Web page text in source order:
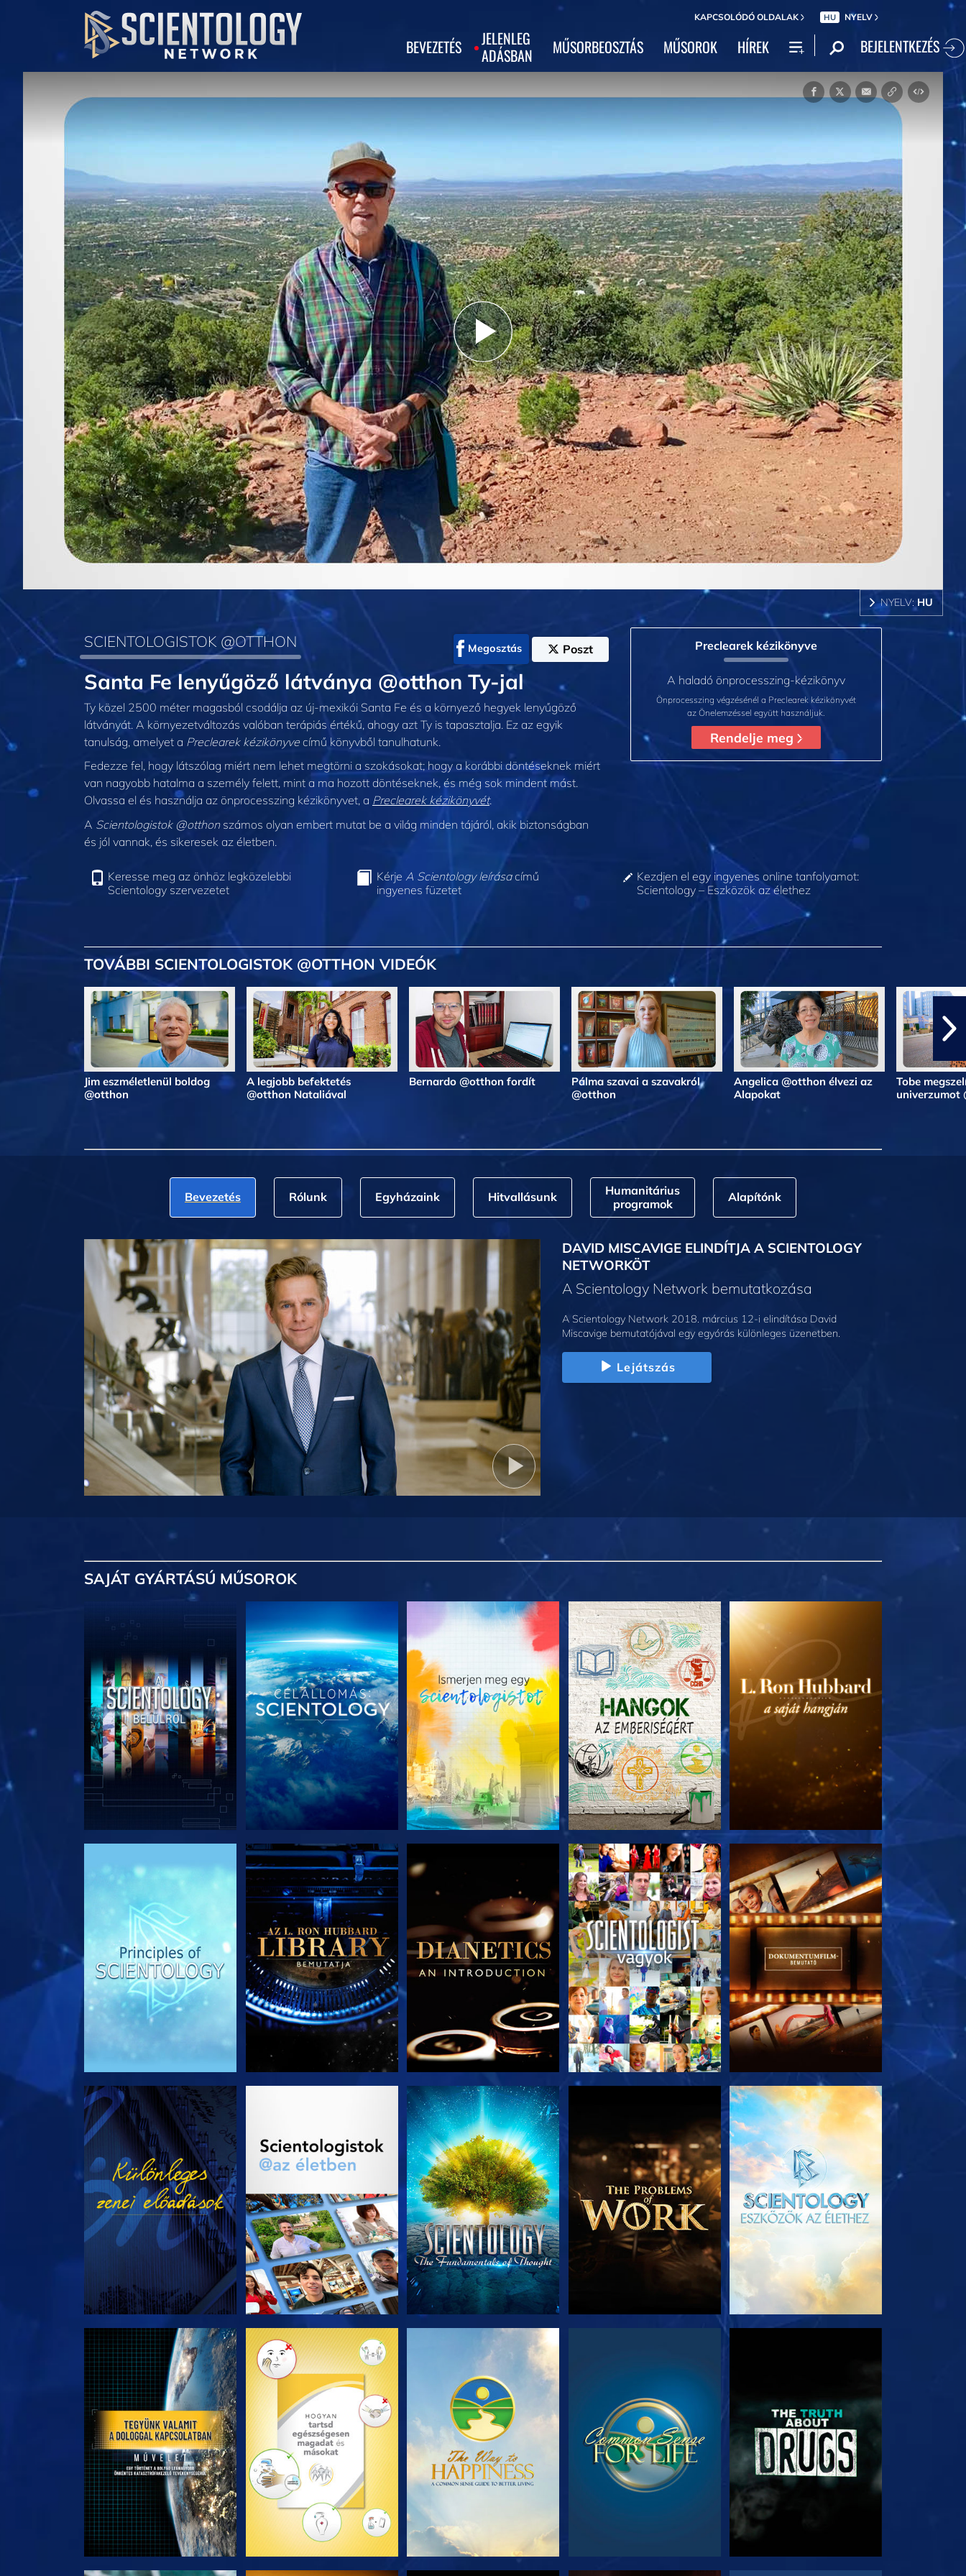
KAPCSOLÓDÓ OLDALAK HU NYELV
BEVEZETÉS
JELENLEG
ADÁSBAN
MŰSORBEOSZTÁS MŰSOROK HÍREK BEJELENTKEZÉS
Play
Video
NYELV: HU
SCIENTOLOGISTOK @OTTHON Megosztás Poszt
Santa Fe lenyűgöző látványa @otthon Ty-jal
Ty közel 2500 méter magasból csodálja az új-mexikói Santa Fe és a környező hegyek lenyűgöző
látványát. A környezetváltozás valóban terápiás értékű, ahogy azt Ty is tapasztalja. Ez az egyik
tanulság, amelyet a Preclearek kézikönyvecímű könyvből tanulhatunk.
Fedezze fel, hogy látszólag miért nem lehet megtörni a szokásokat; hogy a korábbi döntéseknek miért
van nagyobb hatalma a személy felett, mint a ma hozott döntéseknek, és még sok mindent mást.
Olvassa el és használja az önprocesszing kézikönyvet, a Preclearek kézikönyvét.
A Scientologistok @otthonszámos olyan embert mutat be a világ minden tájáról, akik biztonságban
és jól vannak, és sikeresek az életben.
Preclearek kézikönyve
A haladó önprocesszing‑kézikönyv
Önprocesszing végzésénél a Preclearek kézikönyvét
az Önelemzéssel együtt használjuk.
Rendelje meg
Keresse meg az önhöz legközelebbi
Scientology szervezetet
Kérje A Scientology leírásacímű
ingyenes füzetet
Kezdjen el egy ingyenes online tanfolyamot:
Scientology – Eszközök az élethez
TOVÁBBI SCIENTOLOGISTOK @OTTHON VIDEÓK
Jim eszméletlenül boldog
@otthon
A legjobb befektetés
@otthon Nataliával
Bernardo @otthon fordít
Pálma szavai a szavakról
@otthon
Angelica @otthon élvezi az
Alapokat
Tobe
univerzumot
Bevezetés Rólunk Egyházaink Hitvallásunk
Humanitárius
programok
Alapítónk
DAVID MISCAVIGE ELINDÍTJA A SCIENTOLOGY
NETWORKÖT
A Scientology Network bemutatkozása
A Scientology Network 2018. március 12-i elindítása David
Miscavige bemutatójával egy egyórás különleges üzenetben.
Lejátszás
SAJÁT GYÁRTÁSÚ MŰSOROK
A SOROZAT RÉSZEI A SOROZAT RÉSZEI A SOROZAT RÉSZEI A SOROZAT RÉSZEI A SOROZAT RÉSZEI
MŰSORNÉZÉS MŰSORNÉZÉS A SOROZAT RÉSZEI
A SOROZAT RÉSZEI A SOROZAT RÉSZEI